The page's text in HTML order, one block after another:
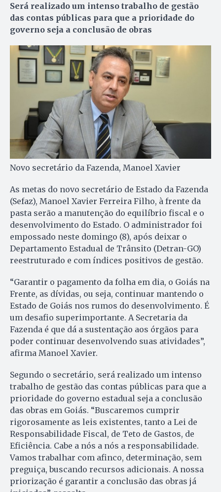
Será realizado um intenso trabalho de gestão
das contas públicas para que a prioridade do
governo seja a conclusão de obras
Novo secretário da Fazenda, Manoel Xavier
As metas do novo secretário de Estado da Fazenda
(Sefaz), Manoel Xavier Ferreira Filho, à frente da
pasta serão a manutenção do equilíbrio fiscal e o
desenvolvimento do Estado. O administrador foi
empossado neste domingo (8), após deixar o
Departamento Estadual de Trânsito (Detran-GO)
reestruturado e com índices positivos de gestão.
“Garantir o pagamento da folha em dia, o Goiás na
Frente, as dívidas, ou seja, continuar mantendo o
Estado de Goiás nos rumos do desenvolvimento. É
um desafio superimportante. A Secretaria da
Fazenda é que dá a sustentação aos órgãos para
poder continuar desenvolvendo suas atividades”,
afirma Manoel Xavier.
Segundo o secretário, será realizado um intenso
trabalho de gestão das contas públicas para que a
prioridade do governo estadual seja a conclusão
das obras em Goiás. “Buscaremos cumprir
rigorosamente as leis existentes, tanto a Lei de
Responsabilidade Fiscal, de Teto de Gastos, de
Eficiência. Cabe a nós a nós a responsabilidade.
Vamos trabalhar com afinco, determinação, sem
preguiça, buscando recursos adicionais. A nossa
priorização é garantir a conclusão das obras já